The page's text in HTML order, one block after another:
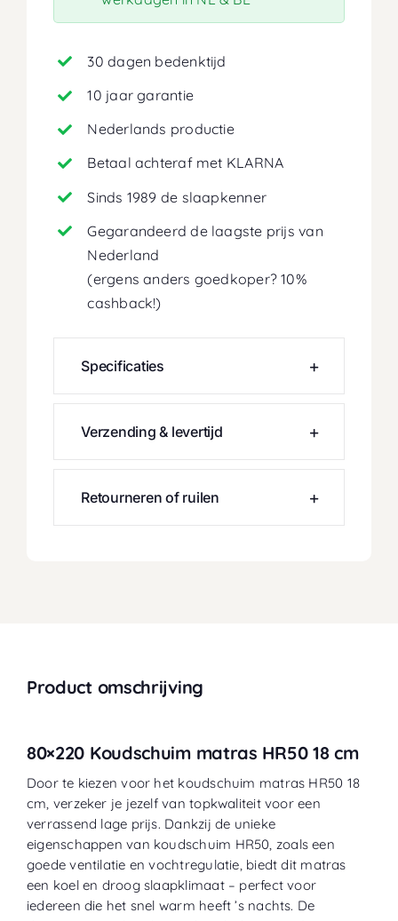
30 dagen bedenktijd
10 jaar garantie
Nederlands productie
Betaal achteraf met KLARNA
Sinds 1989 de slaapkenner
Gegarandeerd de laagste prijs van
Nederland
(ergens anders goedkoper? 10%
cashback!)
Specificaties
Verzending & levertijd
Retourneren of ruilen
Product omschrijving
80×220 Koudschuim matras HR50 18 cm
Door te kiezen voor het koudschuim matras HR50 18
cm, verzeker je jezelf van topkwaliteit voor een
verrassend lage prijs. Dankzij de unieke
eigenschappen van koudschuim HR50, zoals een
goede ventilatie en vochtregulatie, biedt dit matras
een koel en droog slaapklimaat – perfect voor
iedereen die het snel warm heeft ’s nachts. De